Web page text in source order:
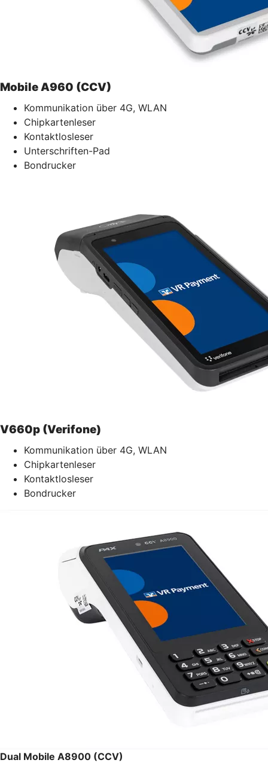
Mobile A960 (CCV)
Kommunikation über 4G, WLAN
Chipkartenleser
Kontaktlosleser
Unterschriften-Pad
Bondrucker
V660p (Verifone)
Kommunikation über 4G, WLAN
Chipkartenleser
Kontaktlosleser
Bondrucker
Dual Mobile A8900 (CCV)